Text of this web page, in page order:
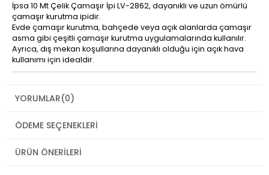
İpsa 10 Mt Çelik Çamaşır İpi LV-2862, dayanıklı ve uzun ömürlü
çamaşır kurutma ipidir.
Evde çamaşır kurutma, bahçede veya açık alanlarda çamaşır
asma gibi çeşitli çamaşır kurutma uygulamalarında kullanılır.
Ayrıca, dış mekan koşullarına dayanıklı olduğu için açık hava
kullanımı için idealdir.
YORUMLAR(0)
ÖDEME SEÇENEKLERI
ÜRÜN ÖNERILERI